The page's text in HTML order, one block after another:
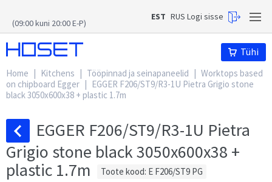
(09:00 kuni 20:00 E-P)
EST RUS Logi sisse
Tühi
Home | Kitchens | Tööpinnad ja seinapaneelid | Worktops based
on chipboard Egger | EGGER F206/ST9/R3-1U Pietra Grigio stone
black 3050x600x38 + plastic 1.7m
EGGER F206/ST9/R3-1U Pietra
Grigio stone black 3050x600x38 +
plastic 1.7m
Toote kood: E F206/ST9 PG